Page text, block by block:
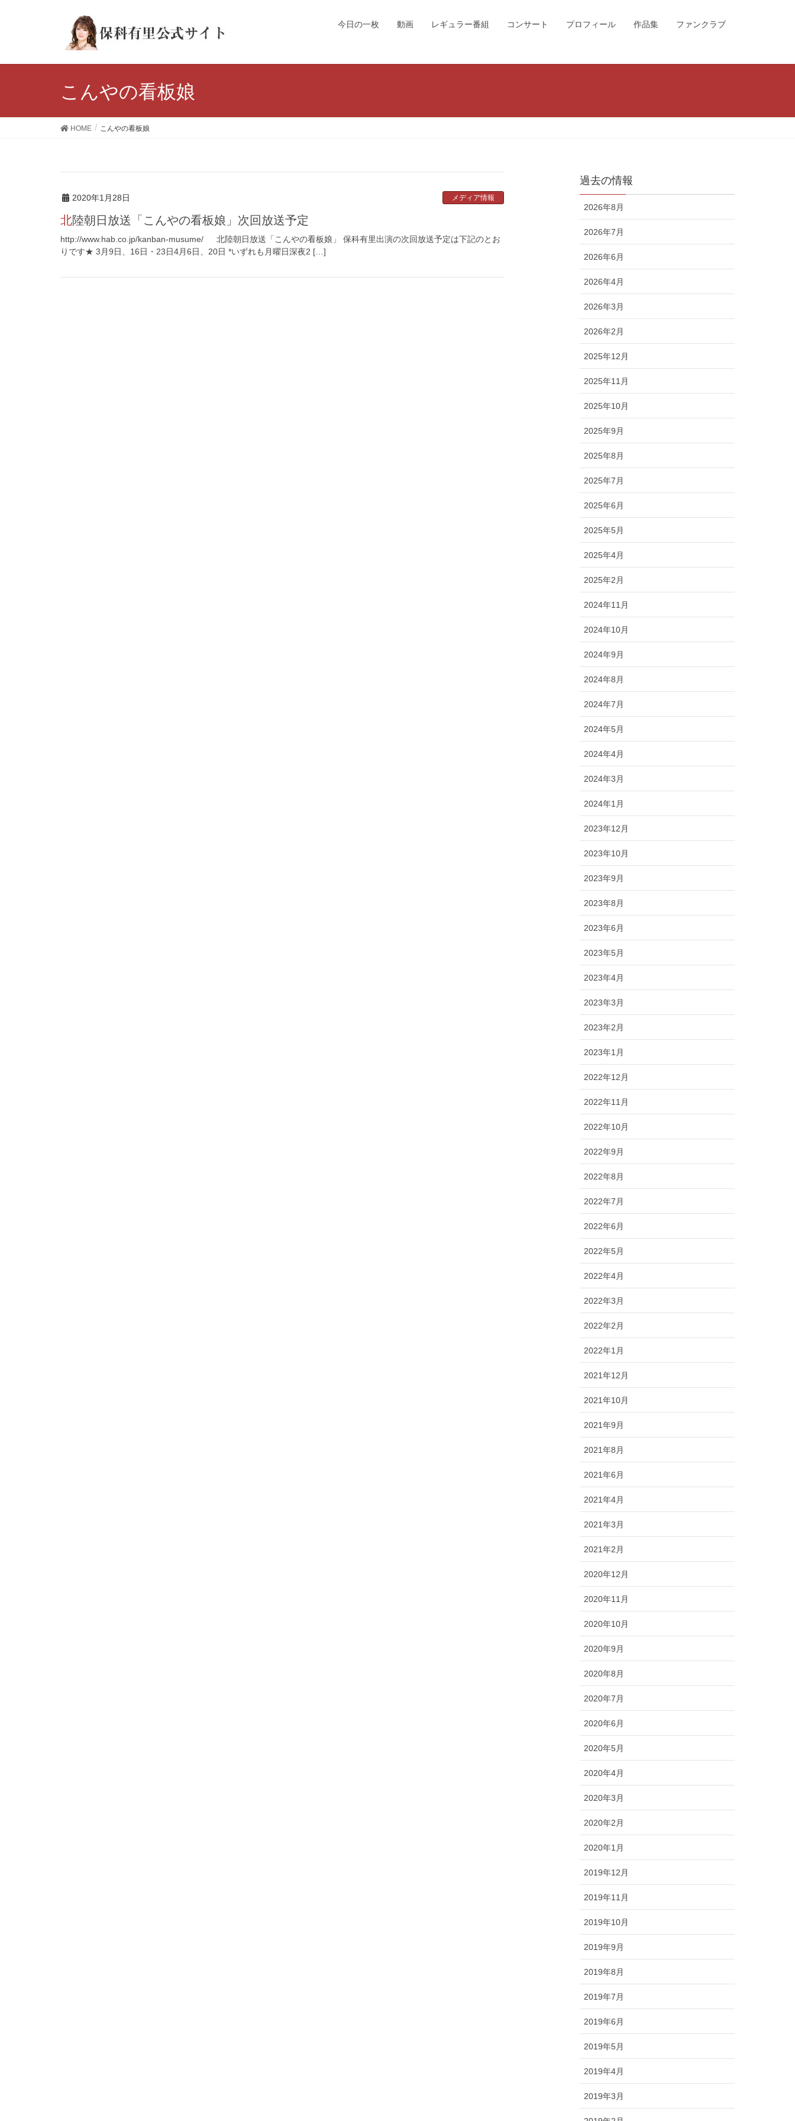
今日の一枚 動画 レギュラー番組 コンサート プロフィール 作品集 ファンクラブ
こんやの看板娘
HOME こんやの看板娘
2020年1月28日 メディア情報
北陸朝日放送「こんやの看板娘」次回放送予定
http://www.hab.co.jp/kanban-musume/ 北陸朝日放送「こんやの看板娘」 保科有里出演の次回放送予定は下記のとお
りです★ 3月9日、16日・23日4月6日、20日 *いずれも月曜日深夜2 […]
過去の情報
2026年8月
2026年7月
2026年6月
2026年4月
2026年3月
2026年2月
2025年12月
2025年11月
2025年10月
2025年9月
2025年8月
2025年7月
2025年6月
2025年5月
2025年4月
2025年2月
2024年11月
2024年10月
2024年9月
2024年8月
2024年7月
2024年5月
2024年4月
2024年3月
2024年1月
2023年12月
2023年10月
2023年9月
2023年8月
2023年6月
2023年5月
2023年4月
2023年3月
2023年2月
2023年1月
2022年12月
2022年11月
2022年10月
2022年9月
2022年8月
2022年7月
2022年6月
2022年5月
2022年4月
2022年3月
2022年2月
2022年1月
2021年12月
2021年10月
2021年9月
2021年8月
2021年6月
2021年4月
2021年3月
2021年2月
2020年12月
2020年11月
2020年10月
2020年9月
2020年8月
2020年7月
2020年6月
2020年5月
2020年4月
2020年3月
2020年2月
2020年1月
2019年12月
2019年11月
2019年10月
2019年9月
2019年8月
2019年7月
2019年6月
2019年5月
2019年4月
2019年3月